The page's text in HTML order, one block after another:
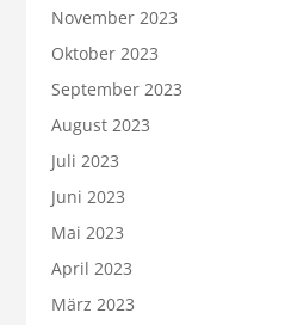
November 2023
Oktober 2023
September 2023
August 2023
Juli 2023
Juni 2023
Mai 2023
April 2023
März 2023